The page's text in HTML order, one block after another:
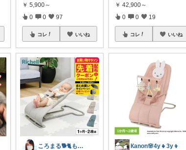
￥ 5,900～
0 0 97
コレ いいね
ころまる🐕🐈もふもふ愛好家💓
￥ 42,900～
0 0 19
コレ いいね
Кanon🌸4y👧3y👦